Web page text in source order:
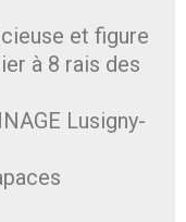
et figure
à 8 rais des
Lusigny-